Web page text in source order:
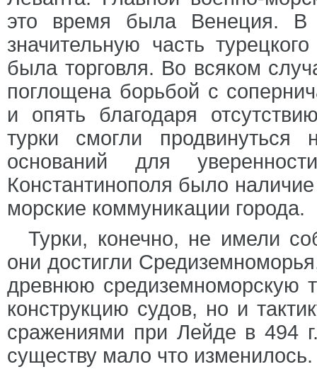
это время была Венеция. В
значительную часть
была торговля. Во всяком
поглощена борьбой с
и опять благодаря
турки смогли
оснований для
Константинополя было
морские коммуникации города.
Турки, конечно, не имели
они достигли
древнюю средиземноморскую
конструкцию судов, но и
сражениями при Лейде в 494
существу мало что изменилось.